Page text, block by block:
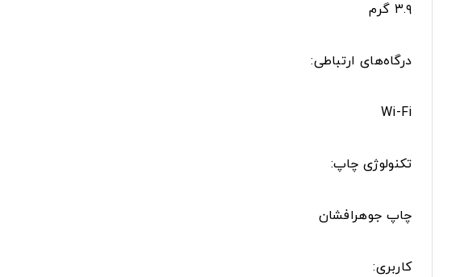
۳.۹ گرم
درگاه‌های ارتباطی:
Wi-Fi
تکنولوژی چاپ:
چاپ جوهرافشان
کاربری: